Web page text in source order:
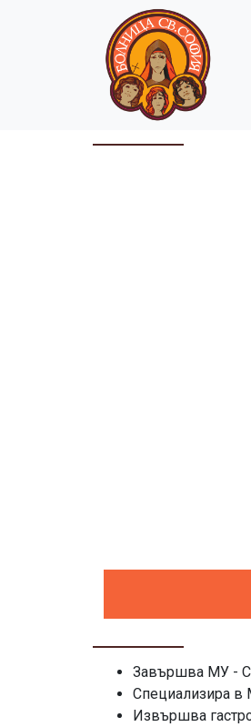
Завършва МУ -
Специализира в
Извършва